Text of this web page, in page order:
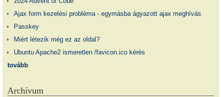
Ajax form kezelési probléma - egymásba ágyazott ajax meghívás
Passkey
Miért létezik még ez az oldal?
Ubuntu Apache2 ismeretlen /favicon.ico kérés
tovább
Archívum